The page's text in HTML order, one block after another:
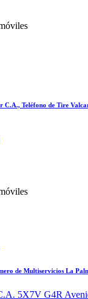
C.A., Teléfono de Tire
de Multiservicios La
5X7V G4R